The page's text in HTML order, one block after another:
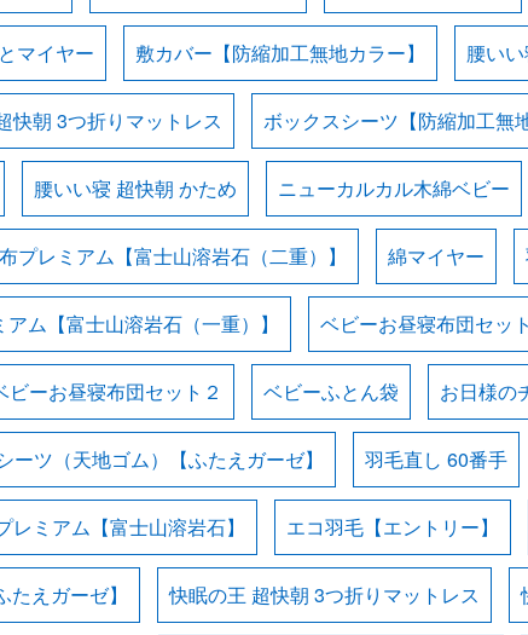
マイヤー 敷カバー【防縮加工無地カラー】 腰い
快朝 3つ折りマットレス ボックスシーツ【防縮加工無
腰いい寝 超快朝 かため ニューカルカル木綿ベビー
プレミアム【富士山溶岩石（二重）】 綿マイヤー
ム【富士山溶岩石（一重）】 ベビーお昼寝布団セッ
ビーお昼寝布団セット２ ベビーふとん袋 お日様の
ーツ（天地ゴム）【ふたえガーゼ】 羽毛直し 60番手
レミアム【富士山溶岩石】 エコ羽毛【エントリー】
えガーゼ】 快眠の王 超快朝 3つ折りマットレス